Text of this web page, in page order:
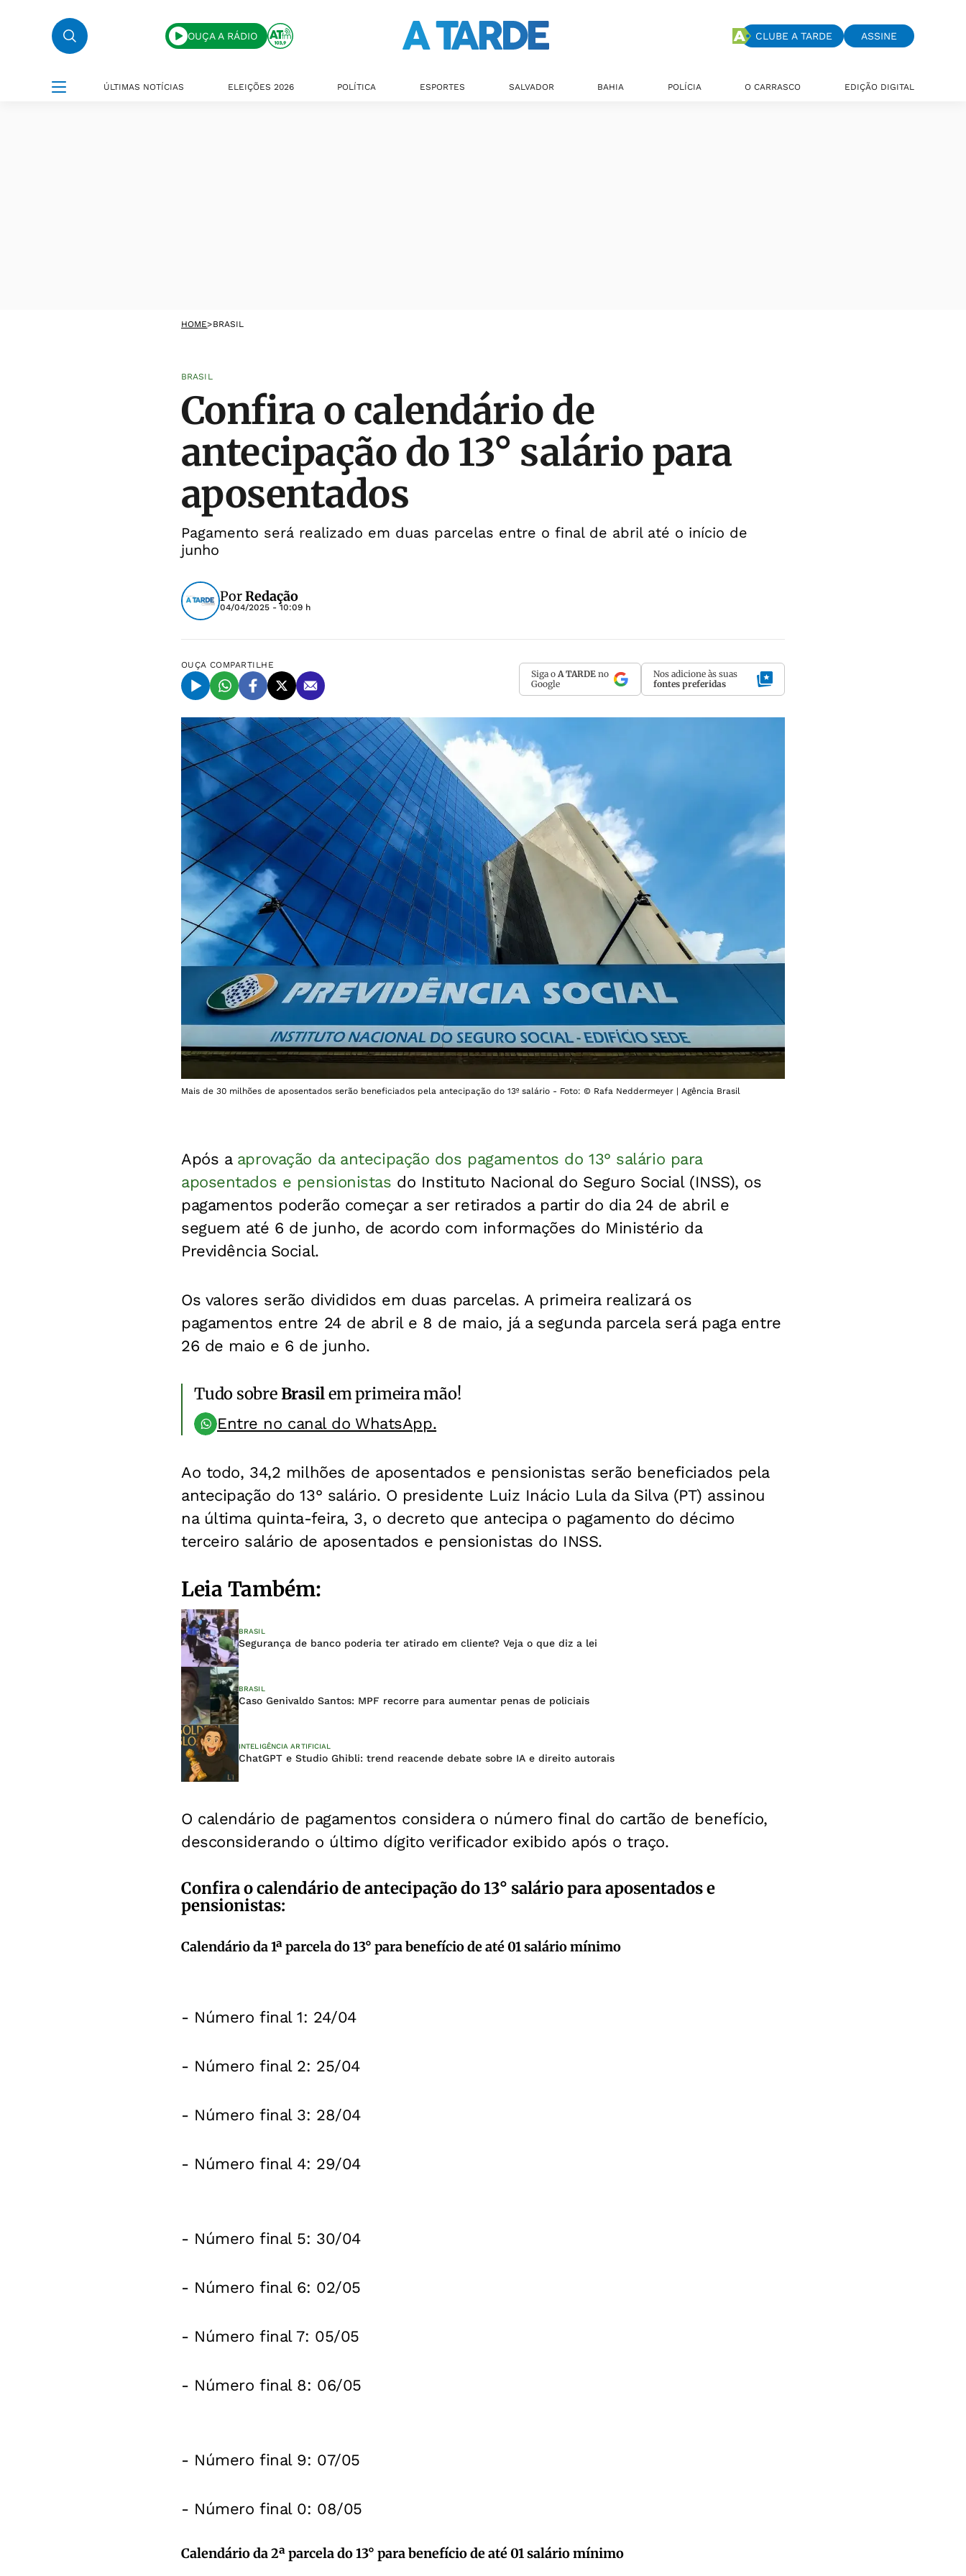
OUÇA A RÁDIO CLUBE A TARDE ASSINE
ÚLTIMAS NOTÍCIAS ELEIÇÕES 2026 POLÍTICA ESPORTES SALVADOR BAHIA POLÍCIA O CARRASCO EDIÇÃO DIGITAL
HOME>BRASIL
BRASIL
Confira o calendário de
antecipação do 13° salário para
aposentados
Pagamento será realizado em duas parcelas entre o final de abril até o início de
junho
PorRedação
04/04/2025 - 10:09 h
OUÇA COMPARTILHE
Siga o A TARDE no
Google
Nos adicione às suas
fontes preferidas
Mais de 30 milhões de aposentados serão beneficiados pela antecipação do 13º salário - Foto: © Rafa Neddermeyer | Agência Brasil
Após a aprovação da antecipação dos pagamentos do 13° salário para
aposentados e pensionistas do Instituto Nacional do Seguro Social (INSS), os
pagamentos poderão começar a ser retirados a partir do dia 24 de abril e
seguem até 6 de junho, de acordo com informações do Ministério da
Previdência Social.
Os valores serão divididos em duas parcelas. A primeira realizará os
pagamentos entre 24 de abril e 8 de maio, já a segunda parcela será paga entre
26 de maio e 6 de junho.
Tudo sobreBrasilem primeira mão!
Entre no canal do WhatsApp.
Ao todo, 34,2 milhões de aposentados e pensionistas serão beneficiados pela
antecipação do 13° salário. O presidente Luiz Inácio Lula da Silva (PT) assinou
na última quinta-feira, 3, o decreto que antecipa o pagamento do décimo
terceiro salário de aposentados e pensionistas do INSS.
Leia Também:
BRASIL
Segurança de banco poderia ter atirado em cliente? Veja o que diz a lei
BRASIL
Caso Genivaldo Santos: MPF recorre para aumentar penas de policiais
INTELIGÊNCIA ARTIFICIAL
ChatGPT e Studio Ghibli: trend reacende debate sobre IA e direito autorais
O calendário de pagamentos considera o número final do cartão de benefício,
desconsiderando o último dígito verificador exibido após o traço.
Confira o calendário de antecipação do 13° salário para aposentados e
pensionistas:
Calendário da 1ª parcela do 13° para benefício de até 01 salário mínimo
- Número final 1: 24/04
- Número final 2: 25/04
- Número final 3: 28/04
- Número final 4: 29/04
- Número final 5: 30/04
- Número final 6: 02/05
- Número final 7: 05/05
- Número final 8: 06/05
- Número final 9: 07/05
- Número final 0: 08/05
Calendário da 2ª parcela do 13° para benefício de até 01 salário mínimo